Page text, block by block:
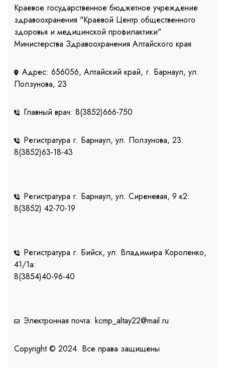
Краевое государственное бюджетное учреждение
здравоохранения "Краевой Центр общественного
здоровья и медицинской профилактики"
Министерства Здравоохранения Алтайского края
Адрес: 656056, Алтайский край, г. Барнаул, ул.
Ползунова, 23
Главный врач: 8(3852)666-750
Регистратура г. Барнаул, ул. Ползунова, 23:
8(3852)63-18-43
Регистратура г. Барнаул, ул. Сиреневая, 9 к2:
8(3852) 42-70-19
Регистратура г. Бийск, ул. Владимира Короленко,
41/1a:
8(3854)40-96-40
Электронная почта: kcmp_altay22@mail.ru
Copyright © 2024. Все права защищены